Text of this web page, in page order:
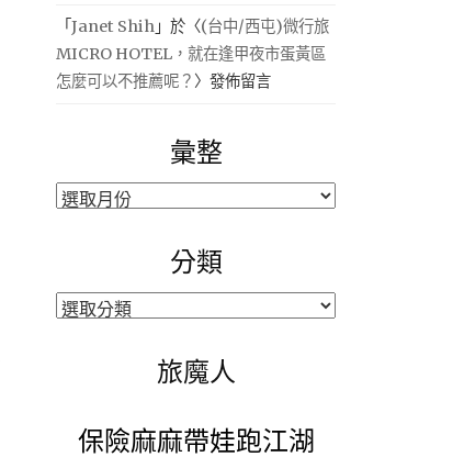
「Janet Shih 」於〈(台中/西屯)微行旅
MICRO HOTEL，就在逢甲夜市蛋黃區
怎麼可以不推薦呢？ 〉發佈留言
彙整
彙
分類
分
旅魔人
保險麻麻帶娃跑江湖